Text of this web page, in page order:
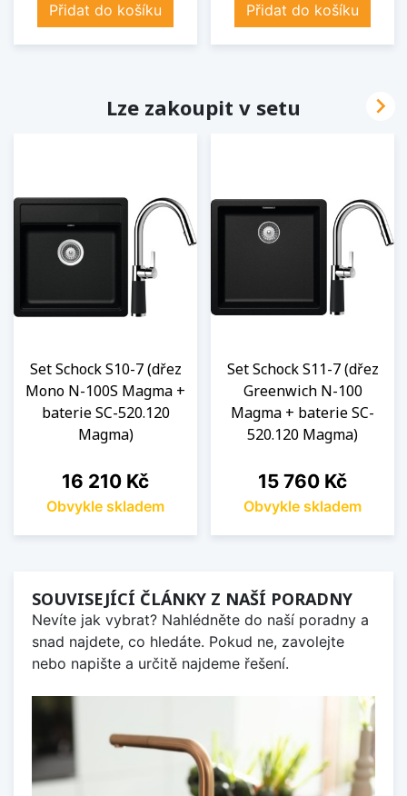
Přidat do košíku Přidat do košíku
Lze zakoupit v setu
Set Schock S10-7 (dřez
Mono N-100S Magma +
baterie SC-520.120
Magma)
Cena
16 210 Kč
Obvykle skladem
Set Schock S11-7 (dřez
Greenwich N-100
Magma + baterie SC-
520.120 Magma)
Cena
15 760 Kč
Obvykle skladem

SOUVISEJÍCÍ ČLÁNKY Z NAŠÍ PORADNY
Nevíte jak vybrat? Nahlédněte do naší poradny a
snad najdete, co hledáte. Pokud ne, zavolejte
nebo napište a určitě najdeme řešení.